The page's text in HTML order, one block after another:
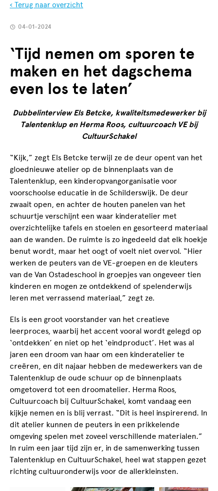
‹ Terug naar overzicht
04-01-2024
‘Tijd nemen om sporen te
maken en het dagschema
even los te laten’
Dubbelinterview Els Betcke, kwaliteitsmedewerker bij
Talentenklup en Herma Roos, cultuurcoach VE bij
CultuurSchakel
“Kijk,” zegt Els Betcke terwijl ze de deur opent van het
gloednieuwe atelier op de binnenplaats van de
Talentenklup, een kinderopvangorganisatie voor
voorschoolse educatie in de Schilderswijk. De deur
zwaait open, en achter de houten panelen van het
schuurtje verschijnt een waar kinderatelier met
overzichtelijke tafels en stoelen en gesorteerd materiaal
aan de wanden. De ruimte is zo ingedeeld dat elk hoekje
benut wordt, maar het oogt of voelt niet overvol. “Hier
werken de peuters van de VE-groepen en de kleuters
van de Van Ostadeschool in groepjes van ongeveer tien
kinderen en mogen ze ontdekkend of spelenderwijs
leren met verrassend materiaal,” zegt ze.
Els is een groot voorstander van het creatieve
leerproces, waarbij het accent vooral wordt gelegd op
‘ontdekken’ en niet op het ‘eindproduct’. Het was al
jaren een droom van haar om een kinderatelier te
creëren, en dit najaar hebben de medewerkers van de
Talentenklup de oude schuur op de binnenplaats
omgetoverd tot een droomatelier. Herma Roos,
Cultuurcoach bij CultuurSchakel, komt vandaag een
kijkje nemen en is blij verrast. “Dit is heel inspirerend. In
dit atelier kunnen de peuters in een prikkelende
omgeving spelen met zoveel verschillende materialen.”
In ruim een jaar tijd zijn er, in de samenwerking tussen
Talentenklup en CultuurSchakel, heel wat stappen gezet
richting cultuuronderwijs voor de allerkleinsten.